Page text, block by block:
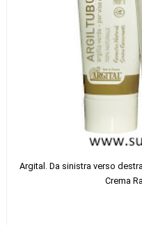
Argital. Da sinistra verso
Crema